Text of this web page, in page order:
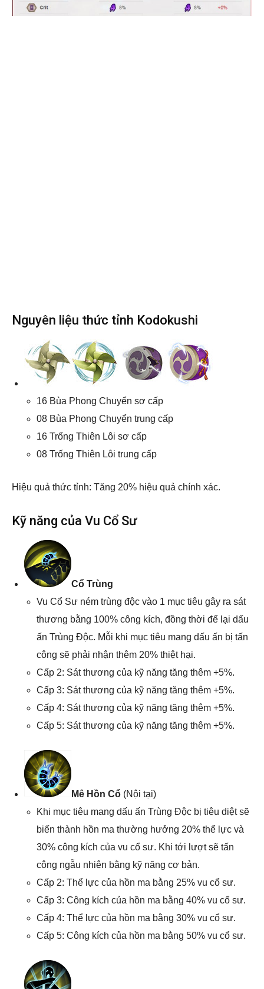
Nguyên liệu thức tỉnh Kodokushi
16 Bùa Phong Chuyển sơ cấp
08 Bùa Phong Chuyển trung cấp
16 Trống Thiên Lôi sơ cấp
08 Trống Thiên Lôi trung cấp
Hiệu quả thức tỉnh: Tăng 20% hiệu quả chính xác.
Kỹ năng của Vu Cổ Sư
Cổ Trùng
Vu Cổ Sư ném trùng độc vào 1 mục tiêu gây ra sát
thương bằng 100% công kích, đồng thời để lại dấu
ấn Trùng Độc. Mỗi khi mục tiêu mang dấu ấn bị tấn
công sẽ phải nhận thêm 20% thiệt hại.
Cấp 2: Sát thương của kỹ năng tăng thêm +5%.
Cấp 3: Sát thương của kỹ năng tăng thêm +5%.
Cấp 4: Sát thương của kỹ năng tăng thêm +5%.
Cấp 5: Sát thương của kỹ năng tăng thêm +5%.
Mê Hồn Cổ (Nội tại)
Khi mục tiêu mang dấu ấn Trùng Độc bị tiêu diệt sẽ
biến thành hồn ma thường hưởng 20% thể lực và
30% công kích của vu cổ sư. Khi tới lượt sẽ tấn
công ngẫu nhiên bằng kỹ năng cơ bản.
Cấp 2: Thể lực của hồn ma bằng 25% vu cổ sư.
Cấp 3: Công kích của hồn ma bằng 40% vu cổ sư.
Cấp 4: Thể lực của hồn ma bằng 30% vu cổ sư.
Cấp 5: Công kích của hồn ma bằng 50% vu cổ sư.